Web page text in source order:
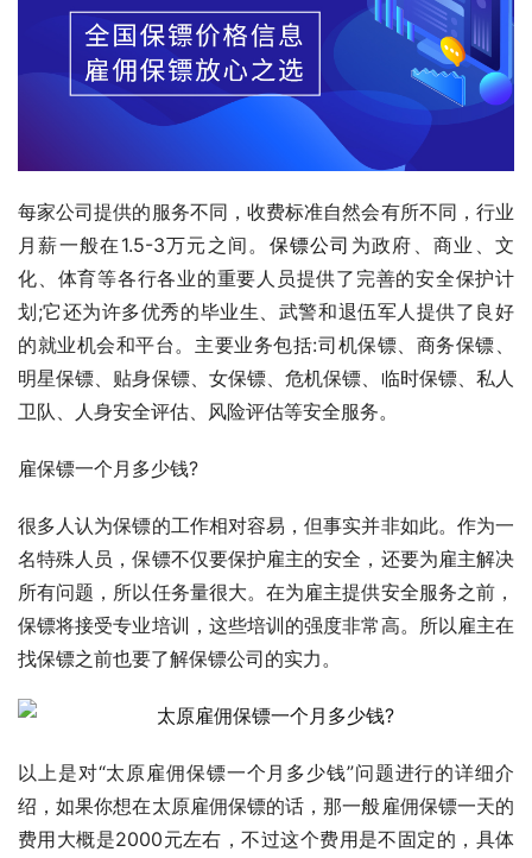
每家公司提供的服务不同，收费标准自然会有所不同，行业
月薪一般在1.5-3万元之间。 保镖公司 为政府、商业、文
化、体育等各行各业的重要人员提供了完善的安全保护计
划;它还为许多优秀的毕业生、武警和退伍军人提供了良好
的就业机会和平台。主要业务包括:司机保镖、商务保镖、
明星保镖、贴身保镖、女保镖、危机保镖、临时保镖、私人
卫队、人身安全评估、风险评估等安全服务。
雇保镖一个月多少钱?
很多人认为保镖的工作相对容易，但事实并非如此。作为一
名特殊人员，保镖不仅要保护雇主的安全，还要为雇主解决
所有问题，所以任务量很大。在为雇主提供安全服务之前，
保镖将接受专业培训，这些培训的强度非常高。所以雇主在
找保镖之前也要了解保镖公司的实力。
以上是对“太原雇佣保镖一个月多少钱”问题进行的详细介
绍，如果你想在太原雇佣保镖的话，那一般雇佣保镖一天的
费用大概是2000元左右，不过这个费用是不固定的，具体